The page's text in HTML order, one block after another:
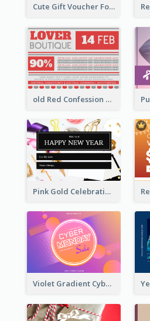
Cute Gift Voucher For Your Date Design Ideas
old Red Confession Gift Card Design Template
Pink Gold Celebration Photo New Year Gift Card
Violet Gradient Cyber Monday Sale Gift Card